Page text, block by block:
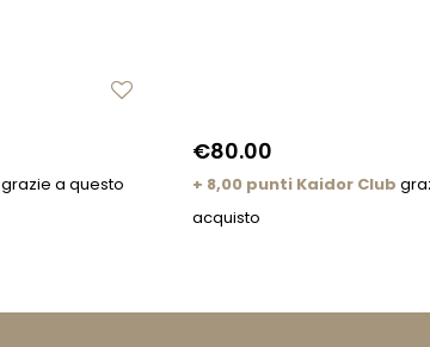
grazie a questo
€80.00
+ 8,00 punti Kaidor Club
acquisto